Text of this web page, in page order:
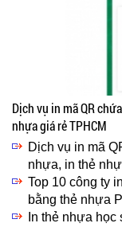
Dịch vụ in mã QR
nhựa giá rẻ TPHCM
Dịch vụ in mã
nhựa, in thẻ
Top 10 công ty
bằng thẻ nhựa
In thẻ nhựa